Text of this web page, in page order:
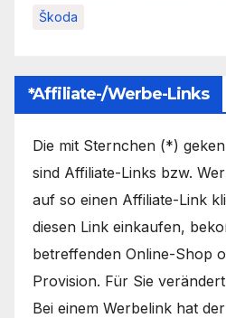
Škoda
*Affiliate-/Werbe-Links
Die mit Sternchen (*)
sind Affiliate-Links bzw.
auf so einen Affiliate-Link
diesen Link einkaufen,
betreffenden Online-Shop
Provision. Für Sie
Bei einem Werbelink hat